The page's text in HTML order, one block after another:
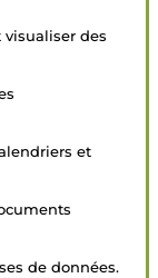
visualiser des
et
de données.